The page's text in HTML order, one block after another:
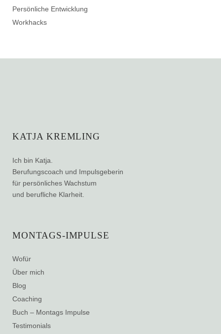
Persönliche Entwicklung
Workhacks
KATJA KREMLING
Ich bin Katja.
Berufungscoach und Impulsgeberin
für persönliches Wachstum
und berufliche Klarheit.
MONTAGS-IMPULSE
Wofür
Über mich
Blog
Coaching
Buch – Montags Impulse
Testimonials